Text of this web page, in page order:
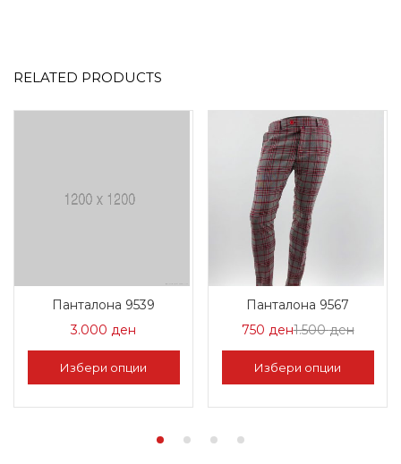
RELATED PRODUCTS
Панталона 9539
3.000 ден
Избери опции
Панталона 9567
750 денЦена
на
Попуст:
1.500ден
Цена
Избери опции